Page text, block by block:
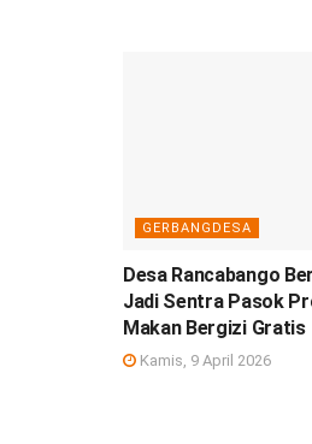
GERBANGDESA
Desa Rancabango
Jadi Sentra Pasok
Makan Bergizi Gratis
Kamis, 9 April 2026